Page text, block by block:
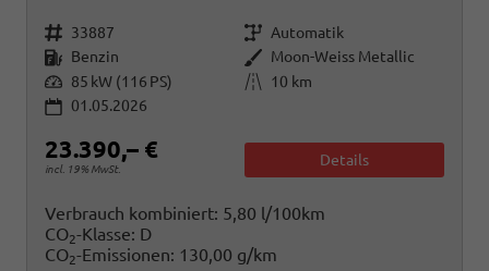
Fahrzeugnr. 33887 Getriebe Automatik
Kraftstoff Benzin Außenfarbe Moon-Weiss Metallic
Leistung 85 kW (116 PS) Kilometerstand
10 km
01.05.2026
23.390,– €
incl. 19% MwSt.
Details
Verbrauch kombiniert: 5,80 l/100km
CO2-Klasse: D
CO2-Emissionen: 130,00 g/km